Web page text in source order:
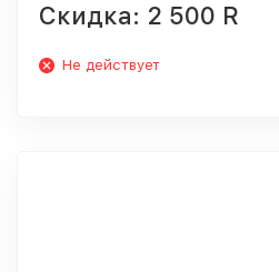
Скидка: 2 500 R
Не действует